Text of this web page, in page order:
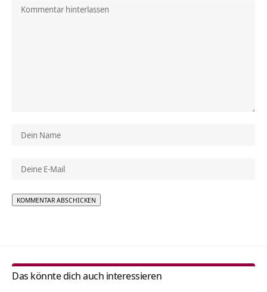
Das könnte dich auch interessieren